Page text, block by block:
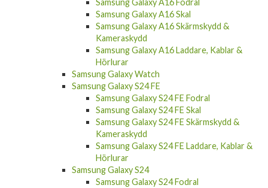
Samsung Galaxy A16 Fodral
Samsung Galaxy A16 Skal
Samsung Galaxy A16 Skärmskydd &
Kameraskydd
Samsung Galaxy A16 Laddare, Kablar &
Hörlurar
Samsung Galaxy Watch
Samsung Galaxy S24 FE
Samsung Galaxy S24 FE Fodral
Samsung Galaxy S24 FE Skal
Samsung Galaxy S24 FE Skärmskydd &
Kameraskydd
Samsung Galaxy S24 FE Laddare, Kablar &
Hörlurar
Samsung Galaxy S24
Samsung Galaxy S24 Fodral